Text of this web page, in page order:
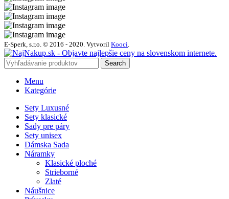
E-Sperk, s.r.o. © 2016 - 2020. Vytvoril Kooci
Search
Menu
Kategórie
Sety Luxusné
Sety klasické
Sady pre páry
Sety unisex
Dámska Sada
Náramky
Klasické ploché
Strieborné
Zlaté
Náušnice